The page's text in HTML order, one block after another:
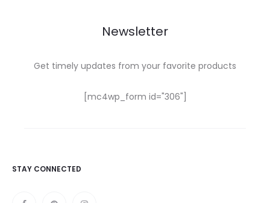
Newsletter
Get timely updates from your favorite products
[mc4wp_form id="306"]
STAY CONNECTED